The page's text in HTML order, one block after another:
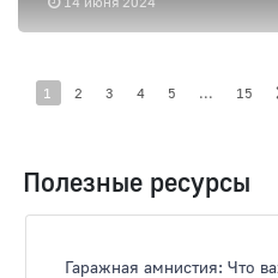
1 2 3 4 5 ... 15
Полезные ресурсы
Гаражная амнистия: Что